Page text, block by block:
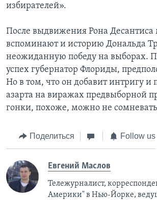
избирателей».
После выдвижения Рона Десантиса
вспоминают и историю Дональда
неожиданную победу на выборах.
успех губернатор Флориды,
Но в том, что он добавит интригу и
азарта на виражах предвыборной
гонки, похоже, можно не
Поделиться Follow us
Евгений Маслов
Тележурналист,
Америки" в Нью-Йорке,